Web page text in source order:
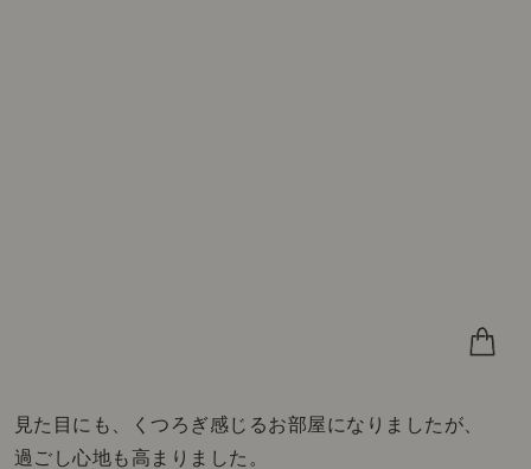
見た目にも、くつろぎ感じるお部屋になりましたが、
過ごし心地も高まりました。